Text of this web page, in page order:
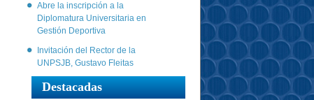
Abre la inscripción a la
Diplomatura Universitaria en
Gestión Deportiva
Invitación del Rector de la
UNPSJB, Gustavo Fleitas
Destacadas